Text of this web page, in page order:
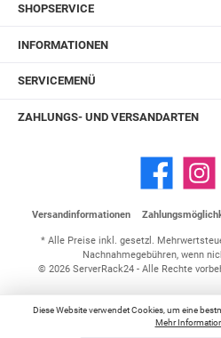
SHOPSERVICE
INFORMATIONEN
SERVICEMENÜ
ZAHLUNGS- UND VERSANDARTEN
Versandinformationen
* Alle Preise inkl. gesetzl.
Nachnahmegebühren, wenn
© 2026 ServerRack24 - Alle Rechte
Diese Website verwendet Cookies, um eine
Mehr